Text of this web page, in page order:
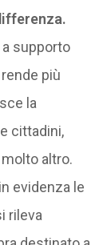
a supporto
più
la
cittadini,
altro.
evidenza le
rileva